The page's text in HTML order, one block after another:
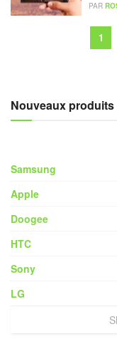
PAR
1
Nouveaux produits
Samsung
Apple
Doogee
HTC
Sony
LG